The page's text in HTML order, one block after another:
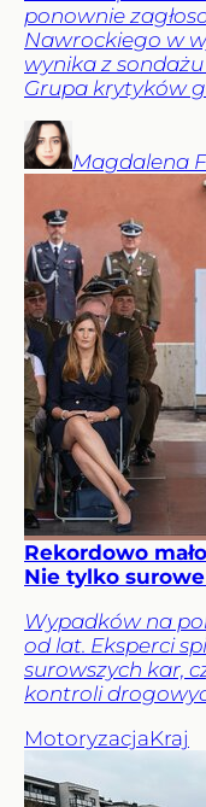
ponownie
Nawrockiego w
wynika z sondażu
Grupa krytyków
Magdalena
Rekordowo
Nie tylko
Wypadków na
od lat. Eksperci
surowszych kar,
kontroli
MotoryzacjaKraj